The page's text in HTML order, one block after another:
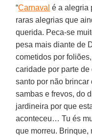
“Carnaval é a alegria
raras alegrias que
querida. Peca-se
pesa mais diante de
cometidos por
caridade por parte
santo por não
sambas e frevos, do
jardineira por que
aconteceu… Tu és
que morreu. Brinque,